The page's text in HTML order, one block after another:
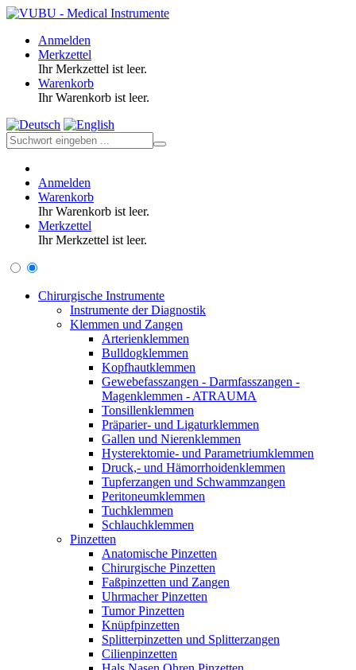
Anmelden
Merkzettel
Ihr Merkzettel ist leer.
Warenkorb
Ihr Warenkorb ist leer.
Anmelden
Warenkorb
Ihr Warenkorb ist leer.
Merkzettel
Ihr Merkzettel ist leer.
Chirurgische Instrumente
Instrumente der Diagnostik
Klemmen und Zangen
Arterienklemmen
Bulldogklemmen
Kopfhautklemmen
Gewebefasszangen - Darmfasszangen -
Magenklemmen - ATRAUMA
Tonsillenklemmen
Präparier- und Ligaturklemmen
Gallen und Nierenklemmen
Hysterektomie- und Parametriumklemmen
Druck,- und Hämorrhoidenklemmen
Tupferzangen und Schwammzangen
Peritoneumklemmen
Tuchklemmen
Schlauchklemmen
Pinzetten
Anatomische Pinzetten
Chirurgische Pinzetten
Faßpinzetten und Zangen
Uhrmacher Pinzetten
Tumor Pinzetten
Knüpfpinzetten
Splitterpinzetten und Splitterzangen
Cilienpinzetten